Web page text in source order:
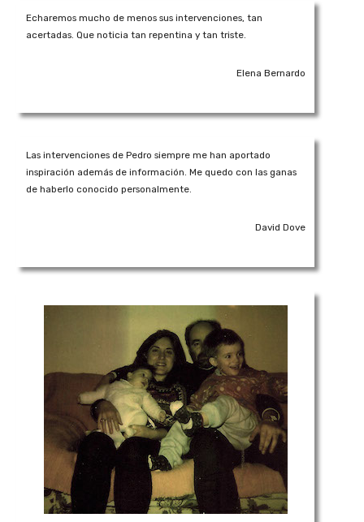
Echaremos mucho de menos sus intervenciones, tan
acertadas. Que noticia tan repentina y tan triste.
Elena Bernardo
Las intervenciones de Pedro siempre me han aportado
inspiración además de información. Me quedo con las ganas
de haberlo conocido personalmente.
David Dove